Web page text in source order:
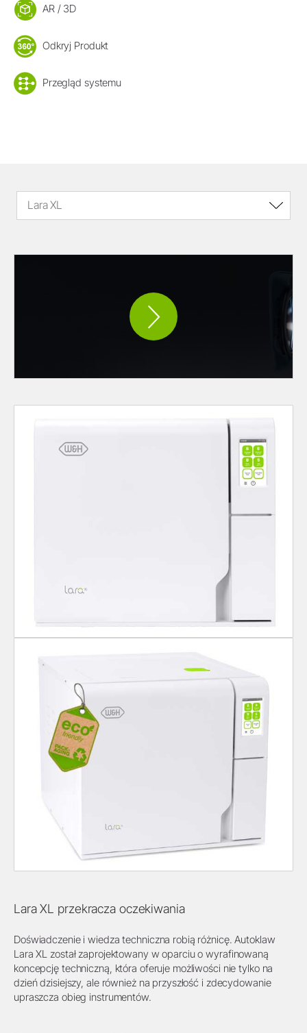
AR / 3D
Odkryj Produkt
Przegląd systemu
Lara XL
Lara XL przekracza oczekiwania
Doświadczenie i wiedza techniczna robią różnicę. Autoklaw
Lara XL został zaprojektowany w oparciu o wyrafinowaną
koncepcję techniczną, która oferuje możliwości nie tylko na
dzień dzisiejszy, ale również na przyszłość i zdecydowanie
upraszcza obieg instrumentów.